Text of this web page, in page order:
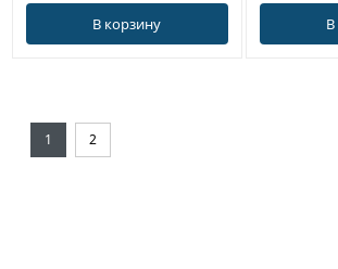
В корзину
1 2